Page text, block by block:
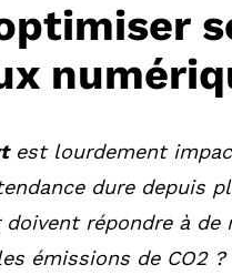
est lourdement
dure depuis
répondre à de
émissions de CO2 ?